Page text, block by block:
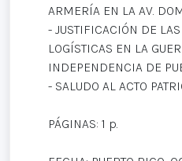
ARMERÍA EN LA AV.
- JUSTIFICACIÓN DE
LOGÍSTICAS EN LA
INDEPENDENCIA DE
- SALUDO AL ACTO
PÁGINAS: 1 p.